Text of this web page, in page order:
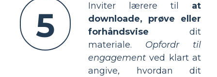
5 Inviter lærere til at
downloade, prøve eller
forhåndsvise dit
materiale. Opfordr til
engagement ved klart at
angive, hvordan dit